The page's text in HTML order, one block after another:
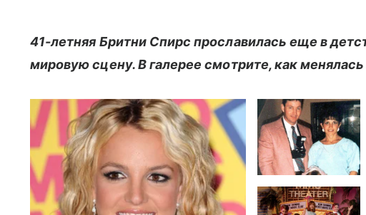
41-летняя Бритни Спирс прославилась еще в
мировую сцену. В галерее смотрите, как менялась